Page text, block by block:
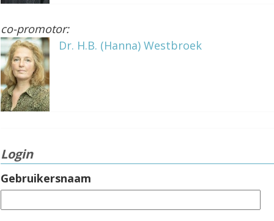
co-promotor:
Dr. H.B. (Hanna) Westbroek
Login
Gebruikersnaam